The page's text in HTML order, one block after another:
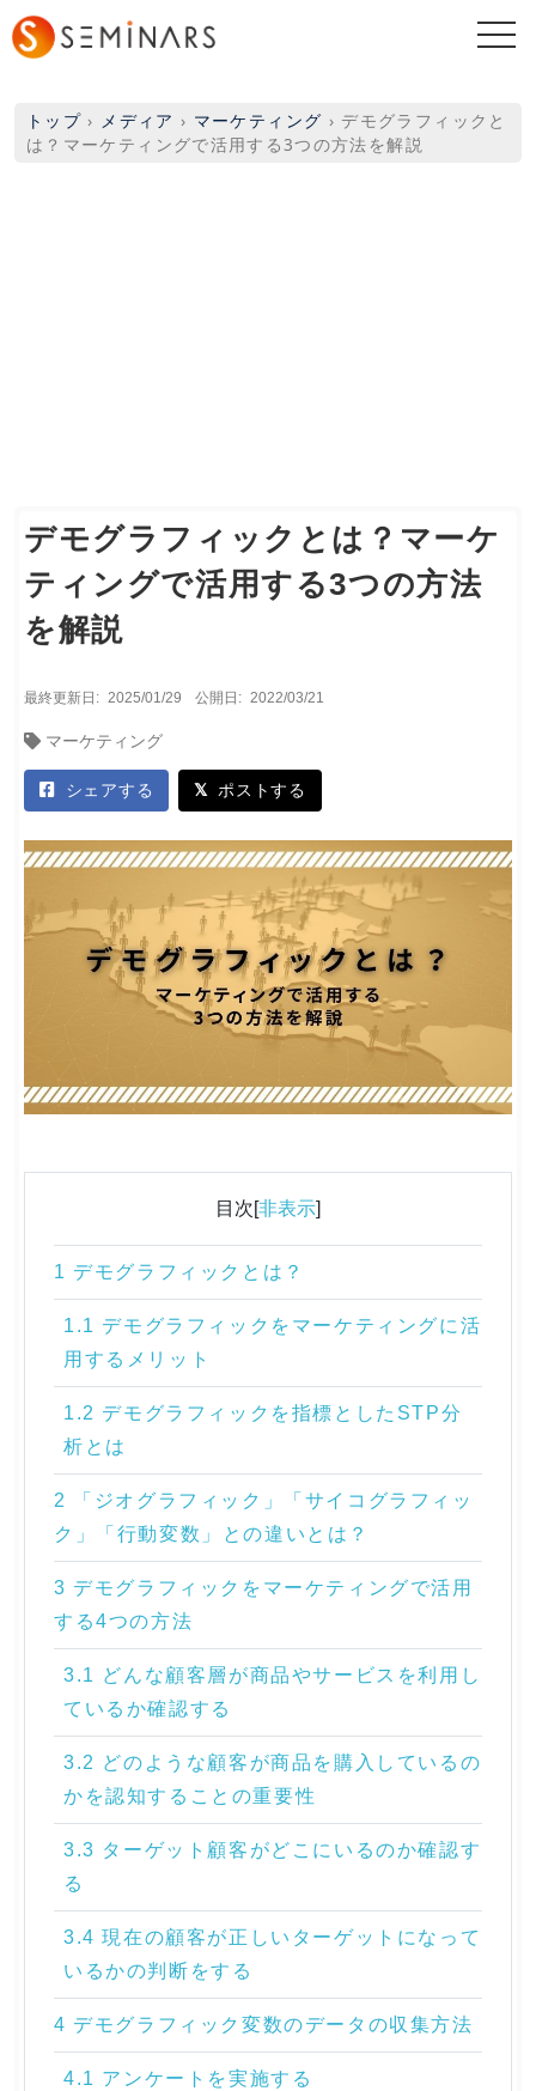
トップ › メディア › マーケティング › デモグラフィックと
は？マーケティングで活用する3つの方法を解説
デモグラフィックとは？マーケ
ティングで活用する3つの方法
を解説
最終更新日: 2025/01/29 公開日: 2022/03/21
マーケティング
シェアする ポストする
目次[非表示]
1 デモグラフィックとは？
1.1 デモグラフィックをマーケティングに活
用するメリット
1.2 デモグラフィックを指標としたSTP分
析とは
2 「ジオグラフィック」「サイコグラフィッ
ク」「行動変数」との違いとは？
3 デモグラフィックをマーケティングで活用
する4つの方法
3.1 どんな顧客層が商品やサービスを利用し
ているか確認する
3.2 どのような顧客が商品を購入しているの
かを認知することの重要性
3.3 ターゲット顧客がどこにいるのか確認す
る
3.4 現在の顧客が正しいターゲットになって
いるかの判断をする
4 デモグラフィック変数のデータの収集方法
4.1 アンケートを実施する